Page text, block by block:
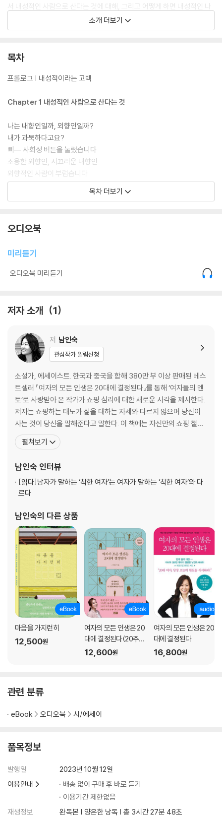
서 내성적인 사람으로 산다는 것에 대해, 그리고 어떻게 하면 내성적인 나
와 더 친해지고 자신을 더 사랑하면서 조금이라도 더 행복한 삶을 일굴 수
있는지에 대해 성찰한다.
소개 더보기
목차
프롤로그 | 내성적이라는 고백
Chapter 1 내성적인 사람으로 산다는 것
나는 내향인일까, 외향인일까?
내가 과묵하다고요?
삐― 사회성 버튼을 눌렀습니다
조용한 외향인, 시끄러운 내향인
외향적인 사람이 부럽습니다
내향인은 모두 ‘아싸’일까?
내향인의 천적, 호감형의 나쁜 외향인
Chapter 2 삐― 사회성 모드로 전환 중
외향인이 기본 인간형입니까?
서양식 파티에 오시겠습니까?
딸깍, 사회성 버튼이 고장 났습니다
나는 정말 성공하고 싶은 걸까?
Chapter 3 있는 그대로의 나를 있는 그대로
고양이와 궁합이 맞는 이유
저녁 약속을 잡지 않는 이유
냉혹한 범죄 수사물이 취향인 이유
왜 실연한 조연은 외국으로 떠날까?
충격적으로 좋은 소식이 내향인에게 미치는 영향
내 삶이 지루해 보이나요?
나를 너무 챙겨주지 마세요
과묵한 미용실 단골입니다
머리만 대면 바로 잠드는 삶에 대하여
방구석에서 모든 일을 해결할 수는 없을까?
집순이의 조건
무선 청소기를 선택하듯이
장점은 생각하기, 단점도 생각하기
그깟 일들, 나도 ‘툭’ 털어버리고 싶습니다
나도 사이다 같은 사람이면 좋겠습니다
혼자가 좋은데 결혼해도 되겠습니까?
우울감은 이렇게 처리합니다
에필로그 | 내밀하고 미지근하고 느린 것들에 대해
목차 더보기
오디오북
미리듣기
오디오북 미리듣기
저자 소개 1
저 남인숙
관심작가 알림신청
소설가, 에세이스트. 한국과 중국을 합해 380만 부 이상 판매된 베스
트셀러 『여자의 모든 인생은 20대에 결정된다』를 통해 ‘여자들의 멘
토’로 사랑받아 온 작가가 쇼핑 심리에 대한 새로운 시각을 제시한다.
저자는 쇼핑하는 태도가 삶을 대하는 자세와 다르지 않으며 당신이
사는 것이 당신을 말해준다고 말한다. 이 책에는 자신만의 쇼핑 철학
을 통해 스스로 삶을 장악하고 변화시켜 나갈 지혜와 노하우가 담겨
있다. 저자의 여성 에세이는 중국과 대만, 베트남, 태국, 몽골에 번역
의 중국 출판계에서는 드물게 비소설 분
펼쳐보기
남인숙 인터뷰
[읽다]남자가 말하는 ‘착한 여자’는 여자가 말하는 ‘착한 여자’와 다
르다
남인숙의 다른 상품
마음을 가지런히
12,500원
여자의 모든 인생은 20
대에 결정된다(20주년
기념판)
12,600원
여자의 모든 인생은 20
대에 결정된다
16,800원
관련 분류
eBook 오디오북 시/에세이
품목정보
발행일
2023년 10월 12일
이용안내
배송 없이 구매 후 바로 듣기
이용기간 제한없음
재생정보
완독본 | 양은한 낭독 | 총 3시간 27분 48초